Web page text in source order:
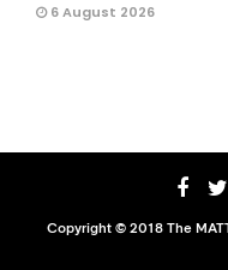
6 August 2026
Copyright © 2018 The